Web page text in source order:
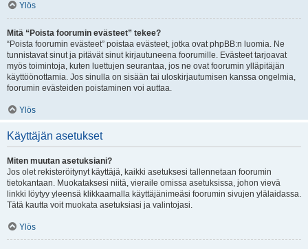
Ylös
Mitä “Poista foorumin evästeet” tekee?
“Poista foorumin evästeet” poistaa evästeet, jotka ovat phpBB:n luomia. Ne
tunnistavat sinut ja pitävät sinut kirjautuneena foorumille. Evästeet tarjoavat
myös toimintoja, kuten luettujen seurantaa, jos ne ovat foorumin ylläpitäjän
käyttöönottamia. Jos sinulla on sisään tai uloskirjautumisen kanssa ongelmia,
foorumin evästeiden poistaminen voi auttaa.
Ylös
Käyttäjän asetukset
Miten muutan asetuksiani?
Jos olet rekisteröitynyt käyttäjä, kaikki asetuksesi tallennetaan foorumin
tietokantaan. Muokataksesi niitä, vieraile omissa asetuksissa, johon vievä
linkki löytyy yleensä klikkaamalla käyttäjänimeäsi foorumin sivujen ylälaidassa.
Tätä kautta voit muokata asetuksiasi ja valintojasi.
Ylös